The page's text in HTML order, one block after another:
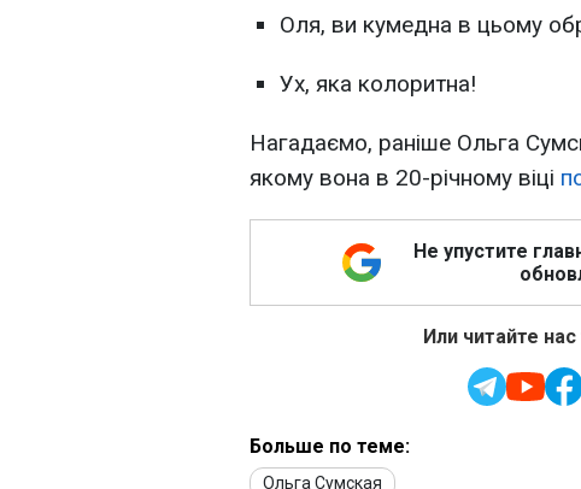
Оля, ви кумедна в цьому
Ух, яка колоритна!
Нагадаємо, раніше Ольга
якому вона в 20-річному віці
Не упустите
Или читайте
Больше по теме:
Ольга Сумская